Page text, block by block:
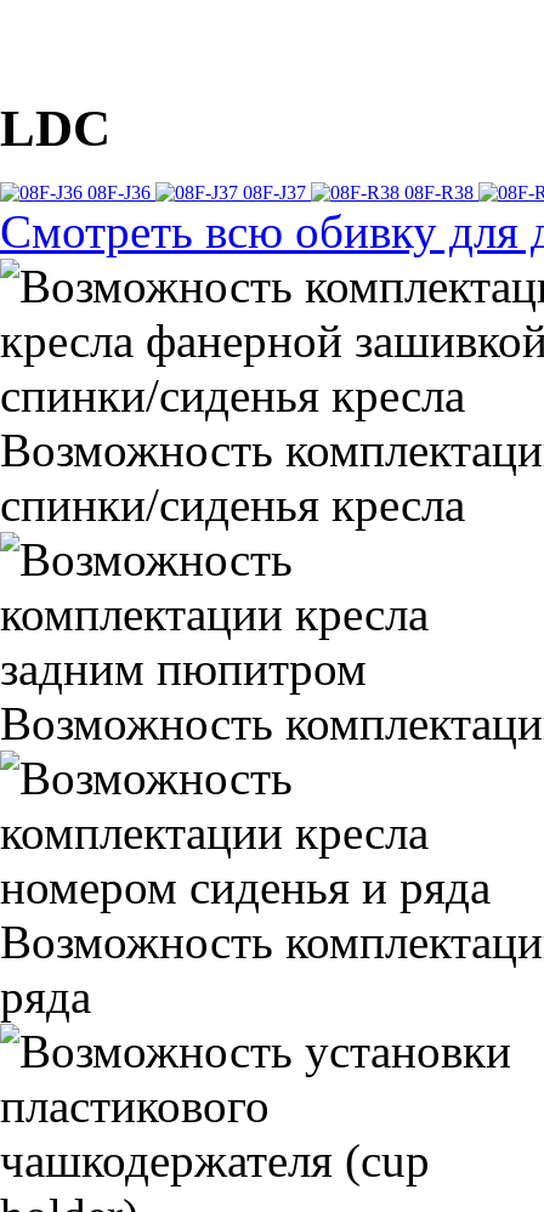
LDC
08F-J36 08F-J37 08F-R38
Смотреть всю обивку для
Возможность
спинки/сиденья кресла
Возможность
Возможность
ряда